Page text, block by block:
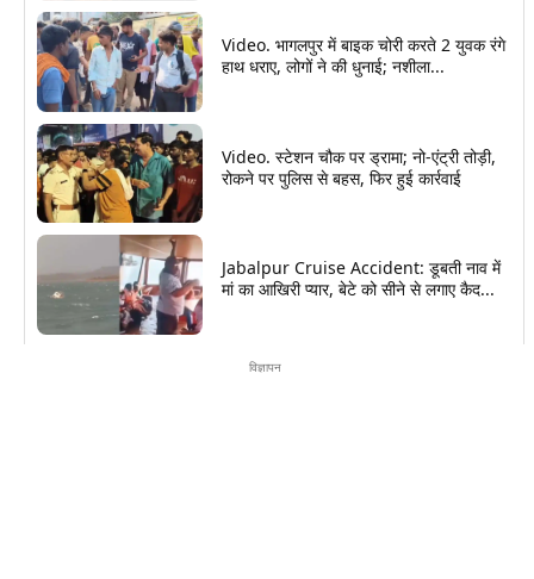
Video. भागलपुर में बाइक चोरी करते 2 युवक रंगे
हाथ धराए, लोगों ने की धुनाई; नशीला...
Video. स्टेशन चौक पर ड्रामा; नो-एंट्री तोड़ी,
रोकने पर पुलिस से बहस, फिर हुई कार्रवाई
Jabalpur Cruise Accident: डूबती नाव में
मां का आखिरी प्यार, बेटे को सीने से लगाए कैद...
विज्ञापन